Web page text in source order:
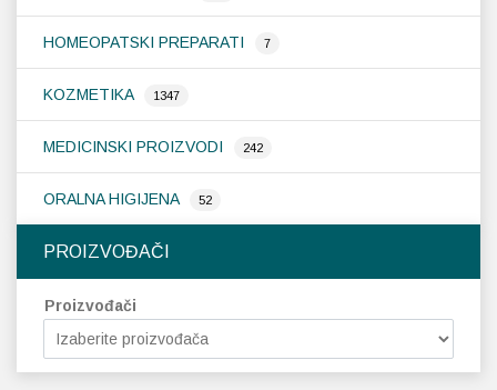
HOMEOPATSKI PREPARATI 7
KOZMETIKA 1347
MEDICINSKI PROIZVODI 242
ORALNA HIGIJENA 52
PROIZVOĐAČI
Proizvođači